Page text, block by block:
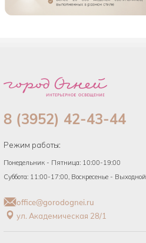
8 (3952) 42-43-44
Режим работы:
Понедельник - Пятница: 10:00-19:00
Суббота: 11:00-17:00, Воскресенье - Выходной
office@gorodognei.ru
ул. Академическая 28/1